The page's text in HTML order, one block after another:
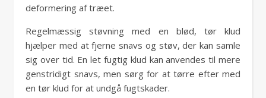
deformering af træet.
Regelmæssig støvning med en blød, tør klud
hjælper med at fjerne snavs og støv, der kan samle
sig over tid. En let fugtig klud kan anvendes til mere
genstridigt snavs, men sørg for at tørre efter med
en tør klud for at undgå fugtskader.